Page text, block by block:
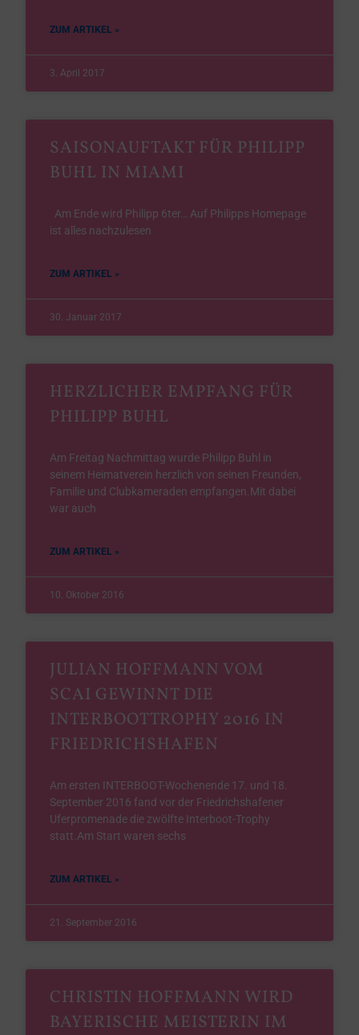
ZUM ARTIKEL »
3. April 2017
SAISONAUFTAKT FÜR PHILIPP
BUHL IN MIAMI
Am Ende wird Philipp 6ter… Auf Philipps Homepage
ist alles nachzulesen
ZUM ARTIKEL »
30. Januar 2017
HERZLICHER EMPFANG FÜR
PHILIPP BUHL
Am Freitag Nachmittag wurde Philipp Buhl in
seinem Heimatverein herzlich von seinen Freunden,
Familie und Clubkameraden empfangen.Mit dabei
war auch
ZUM ARTIKEL »
10. Oktober 2016
JULIAN HOFFMANN VOM
SCAI GEWINNT DIE
INTERBOOTTROPHY 2016 IN
FRIEDRICHSHAFEN
Am ersten INTERBOOT-Wochenende 17. und 18.
September 2016 fand vor der Friedrichshafener
Uferpromenade die zwölfte Interboot-Trophy
statt.Am Start waren sechs
ZUM ARTIKEL »
21. September 2016
CHRISTIN HOFFMANN WIRD
BAYERISCHE MEISTERIN IM